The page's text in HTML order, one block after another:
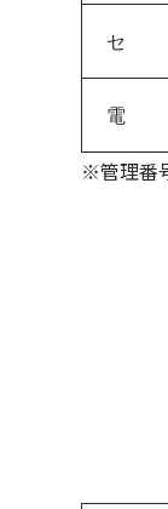
セ
電
※管理番